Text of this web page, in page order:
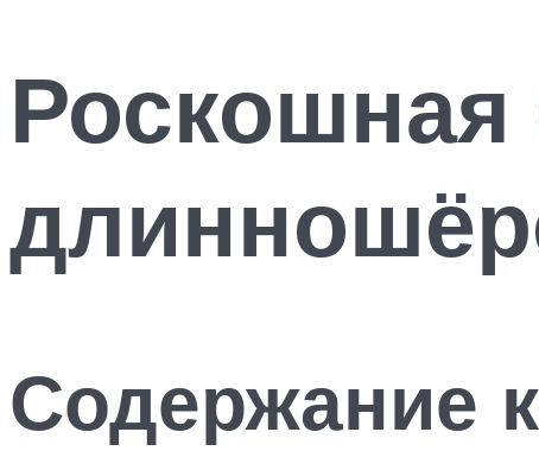
Роскошная
Содержание